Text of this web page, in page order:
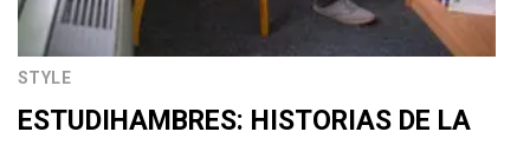
STYLE
ESTUDIHAMBRES: HISTORIAS DE LA